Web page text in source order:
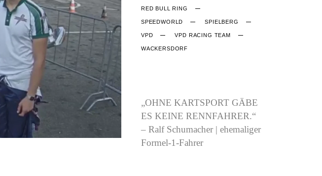
RED BULL RING
SPEEDWORLD SPIELBERG
VPD VPD RACING TEAM
WACKERSDORF
„OHNE KARTSPORT GÄBE
ES KEINE RENNFAHRER.“
– Ralf Schumacher | ehemaliger
Formel-1-Fahrer